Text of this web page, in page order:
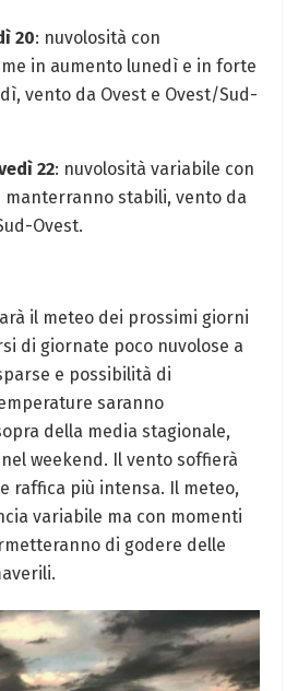
20: nuvolosità con
in aumento lunedì e in forte
vento da Ovest e Ovest/Sud-
22: nuvolosità variabile con
stabili, vento da
Ovest.
il meteo dei prossimi giorni
di giornate poco nuvolose a
e possibilità di
saranno
della media stagionale,
weekend. Il vento soffierà
raffica più intensa. Il meteo,
variabile ma con momenti
di godere delle